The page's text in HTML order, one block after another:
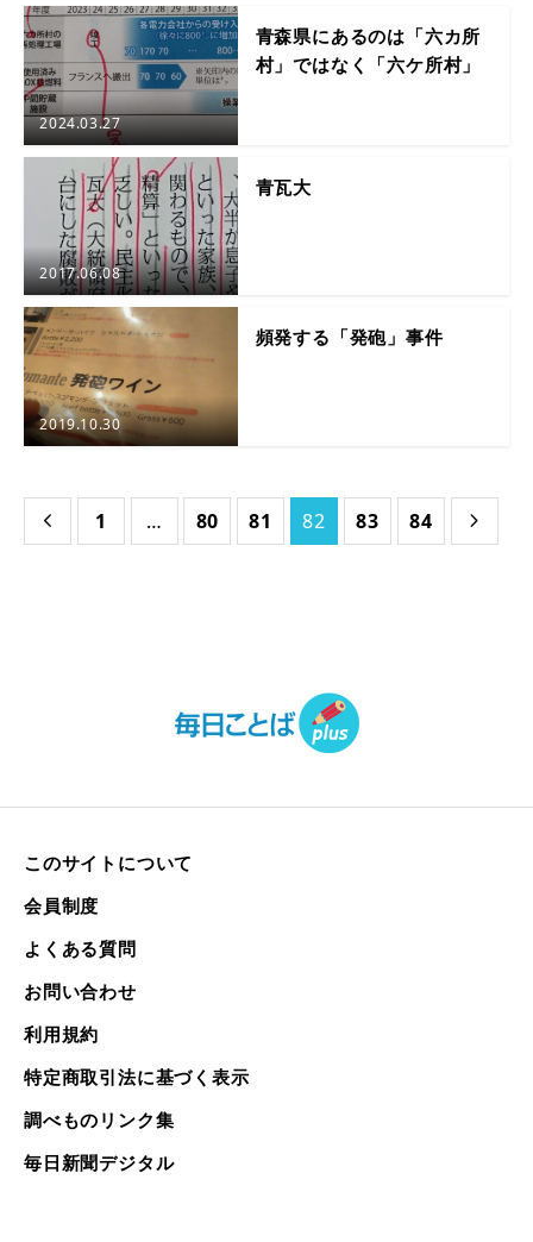
2024.03.27
青森県にあるのは「六カ所
村」ではなく「六ケ所村」
2017.06.08
青瓦大
2019.10.30
頻発する「発砲」事件
 1 … 80 81 82 83 84 
このサイトについて
会員制度
よくある質問
お問い合わせ
利用規約
特定商取引法に基づく表示
調べものリンク集
毎日新聞デジタル